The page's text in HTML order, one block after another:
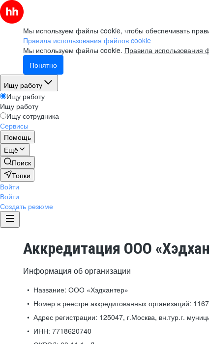
Мы используем файлы cookie, чтобы обеспечивать
Правила использования файлов cookie
Мы используем файлы cookie. Правила использования
Понятно
Ищу работу
Ищу работу
Ищу работу
Ищу сотрудника
Сервисы
Помощь
Ещё
Поиск
Топки
Войти
Войти
Создать резюме
Аккредитация ООО
Информация об организации
Название: ООО «Хэдхантер»
Номер в реестре аккредитованных организаций:
Адрес регистрации: 125047, г.Москва, вн.тур.г.
ИНН: 7718620740